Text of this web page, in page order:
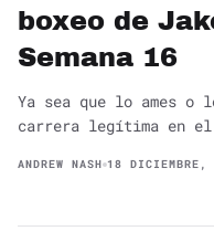
boxeo de
Semana 16
Ya sea que lo ames o
carrera legítima en
ANDREW NASH 18 DICIEMBRE,